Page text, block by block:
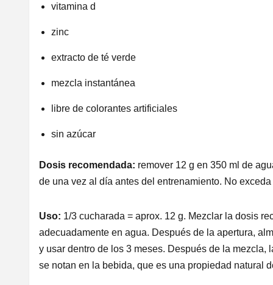
vitamina d
zinc
extracto de té verde
mezcla instantánea
libre de colorantes artificiales
sin azúcar
Dosis recomendada: remover 12 g en 350 ml de
de una vez al día antes del entrenamiento. No
Uso: 1/3 cucharada = aprox. 12 g. Mezclar la dosis
adecuadamente en agua. Después de la apertura,
y usar dentro de los 3 meses. Después de la mezcla,
se notan en la bebida, que es una propiedad natural